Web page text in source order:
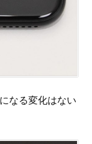
なる変化はない